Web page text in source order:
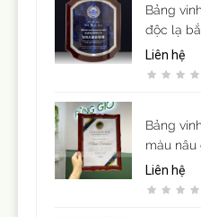
Bảng
độc lạ
khiên
Liên hệ
Bảng
màu
lê acrylic
để vừa
Liên hệ